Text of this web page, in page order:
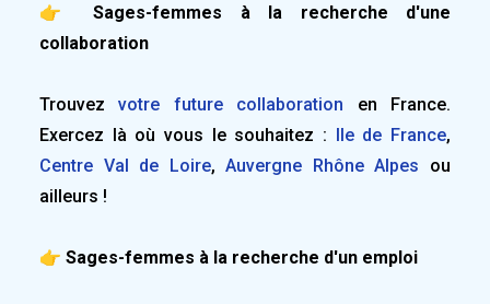
👉 Sages-femmes à la recherche d'une
collaboration
Trouvezvotre future collaboration en France.
Exercez là où vous le souhaitez : Ile de France,
Centre Val de Loire,Auvergne Rhône Alpes ou
ailleurs !
👉 Sages-femmes à la recherche d'un emploi